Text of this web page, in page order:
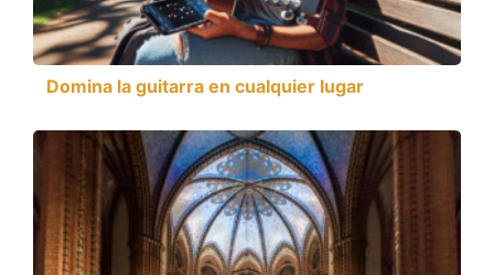
Domina la guitarra en cualquier lugar